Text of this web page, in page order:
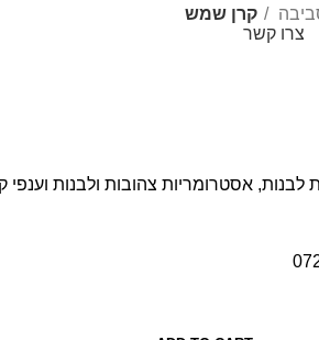
צרו קשר
קרן שמש
אסטרומריות צהובות ולבנות וענפי